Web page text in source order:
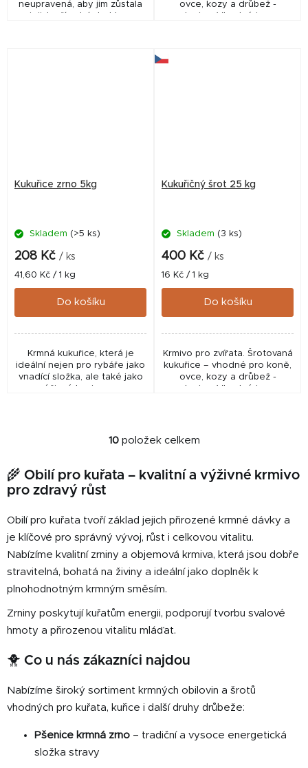
neupravená, aby jim zůstala
jejich přírodní struktura
ovce, kozy a drůbež -
slepice. Vhodné i pro
Kukuřice zrno 5kg
Skladem (>5 ks)
208 Kč / ks
Měrná
cena:
41,60 Kč / 1 kg
Do košíku
Krmná kukuřice, která je
ideální nejen pro rybáře jako
vnadící složka, ale také jako
Kukuřičný šrot 25 kg
Skladem (3 ks)
400 Kč / ks
Měrná
cena:
16 Kč / 1 kg
Do košíku
Krmivo pro zvířata. Šrotovaná
kukuřice – vhodné pro koně,
ovce, kozy a drůbež -
O
l
a
c
í
p
r
k
y
ý
i
s
10položek celkem
🌾 Obilí pro kuřata – kvalitní a výživné krmivo
pro zdravý růst
Obilí pro kuřata tvoří základ jejich přirozené krmné dávky a
je klíčové pro správný vývoj, růst i celkovou vitalitu.
Nabízíme kvalitní zrniny a objemová krmiva, která jsou dobře
stravitelná, bohatá na živiny a ideální jako doplněk k
plnohodnotným krmným směsím.
Zrniny poskytují kuřatům energii, podporují tvorbu svalové
hmoty a přirozenou vitalitu mláďat.
🐥 Co u nás zákazníci najdou
Nabízíme široký sortiment krmných obilovin a šrotů
vhodných pro kuřata, kuřice i další druhy drůbeže:
Pšenice krmná zrno – tradiční a vysoce energetická
složka stravy